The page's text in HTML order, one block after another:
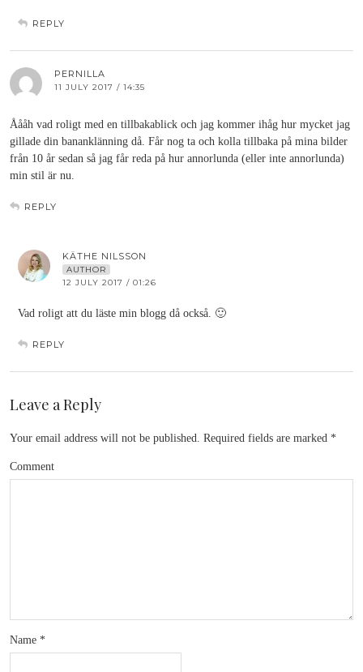
REPLY
PERNILLA
11 JULY 2017 / 14:35
Åååh vad roligt med en tillbakablick och jag kommer ihåg hur mycket jag
gillade din bananklänning då. Får nog ta och kolla tillbaka på mina bilder
från 10 år sedan så jag får reda på hur annorlunda (eller inte annorlunda)
min stil är nu.
REPLY
KÄTHE NILSSON
AUTHOR
12 JULY 2017 / 01:26
Vad roligt att du läste min blogg då också. 🙂
REPLY
Leave a Reply
Your email address will not be published. Required fields are marked *
Comment
Name *